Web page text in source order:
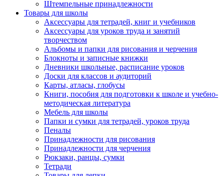
Штемпельные принадлежности
Товары для школы
Аксессуары для тетрадей, книг и учебников
Аксессуары для уроков труда и занятий
творчеством
Альбомы и папки для рисования и черчения
Блокноты и записные книжки
Дневники школьные, расписание уроков
Доски для классов и аудиторий
Карты, атласы, глобусы
Книги, пособия для подготовки к школе и учебно-
методическая литература
Мебель для школы
Папки и сумки для тетрадей, уроков труда
Пеналы
Принадлежности для рисования
Принадлежности для черчения
Рюкзаки, ранцы, сумки
Тетради